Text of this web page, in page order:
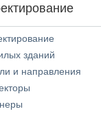
зданий
и направления